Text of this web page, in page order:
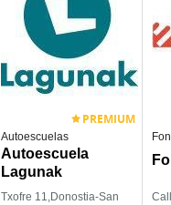
PREMIUM
Autoescuelas
Autoescuela
Lagunak
Txofre 11,Donostia-San